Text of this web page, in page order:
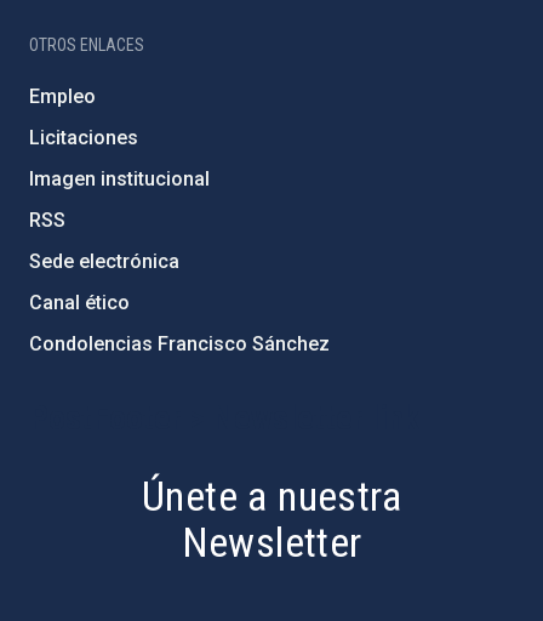
OTROS ENLACES
Empleo
Licitaciones
Imagen institucional
RSS
Sede electrónica
Canal ético
Condolencias Francisco Sánchez
Únete a nuestra
Newsletter